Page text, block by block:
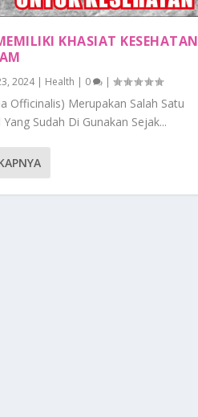
KHASIAT KESEHATAN
2024| Health | 0 |
Officinalis) Merupakan Salah Satu
Sudah Di Gunakan Sejak...